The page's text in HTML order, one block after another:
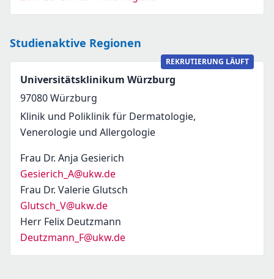
Studienaktive Regionen
REKRUTIERUNG LÄUFT
Universitätsklinikum Würzburg
97080Würzburg
Klinik und Poliklinik für Dermatologie,
Venerologie und Allergologie
Frau Dr. Anja Gesierich
Gesierich_A@ukw.de
Frau Dr. Valerie Glutsch
Glutsch_V@ukw.de
Herr Felix Deutzmann
Deutzmann_F@ukw.de